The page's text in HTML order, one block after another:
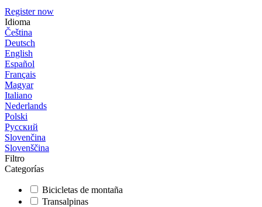
Register now
Idioma
Čeština
Deutsch
English
Español
Français
Magyar
Italiano
Nederlands
Polski
Русский
Slovenčina
Slovenščina
Filtro
Categorías
Bicicletas de montaña
Transalpinas